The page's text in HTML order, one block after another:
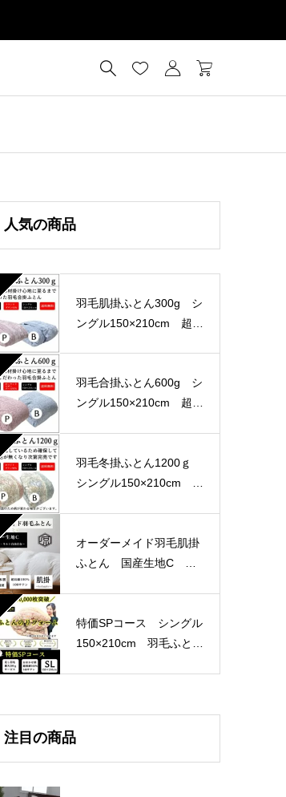
   
人気の商品
羽毛肌掛ふとん300g シ
ングル150×210cm 超長
羽毛合掛ふとん600g シ
ングル150×210cm 超長
羽毛冬掛ふとん1200ｇ
シングル150×210cm 軽
オーダーメイド羽毛肌掛
ふとん 国産生地C 選
特価SPコース シングル
150×210cm 羽毛ふとん
注目の商品